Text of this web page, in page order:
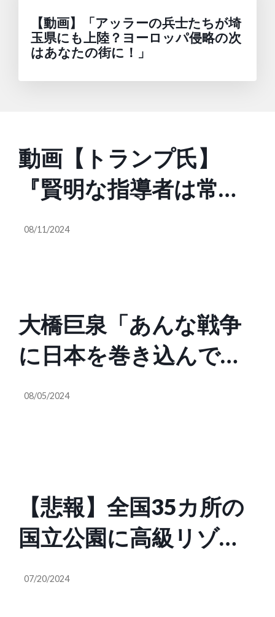
【動画】「アッラーの兵士たちが埼
玉県にも上陸？ヨーロッパ侵略の次
はあなたの街に！」
動画【トランプ氏】
『賢明な指導者は常に
自国民の利益を優先
ーバリストのものでは
ない。未来は愛国者の
ものだ！』
08/11/2024
大橋巨泉「あんな戦争
に日本を巻き込んでし
まったのはジャーナリ
い。何百万人が亡くな
ってその命と引き換え
に手に入れた報道の自
08/05/2024
【悲報】全国35カ所の
国立公園に高級リゾー
トホテル誘致、岸田総
07/20/2024